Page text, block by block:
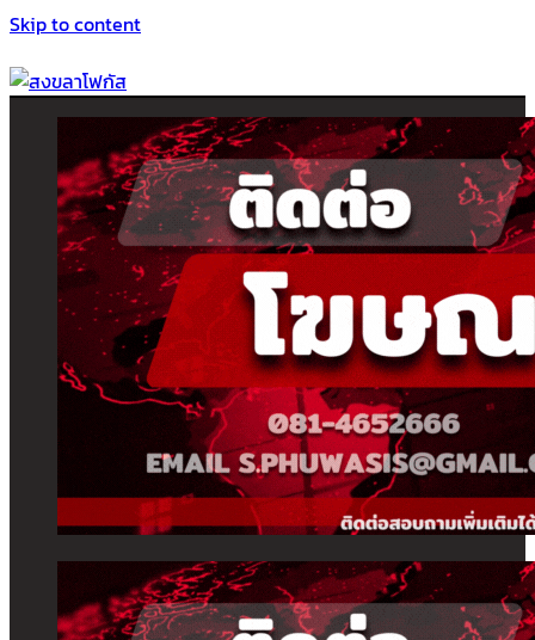
Skip to content
สงขลาโฟกัส
ติดตามข่าวสาร ภาคใต้ หาดใหญ่และสงขลา จากสำนักข่าวโฟกัส